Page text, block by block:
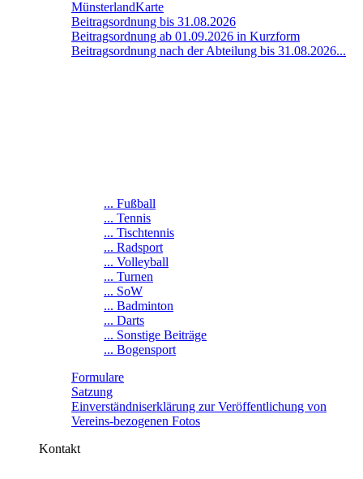
MünsterlandKarte
Beitragsordnung bis 31.08.2026
Beitragsordnung ab 01.09.2026 in Kurzform
Beitragsordnung nach der Abteilung bis 31.08.2026...
... Fußball
... Tennis
... Tischtennis
... Radsport
... Volleyball
... Turnen
... SoW
... Badminton
... Darts
... Sonstige Beiträge
... Bogensport
Formulare
Satzung
Einverständniserklärung zur Veröffentlichung von
Vereins-bezogenen Fotos
Kontakt